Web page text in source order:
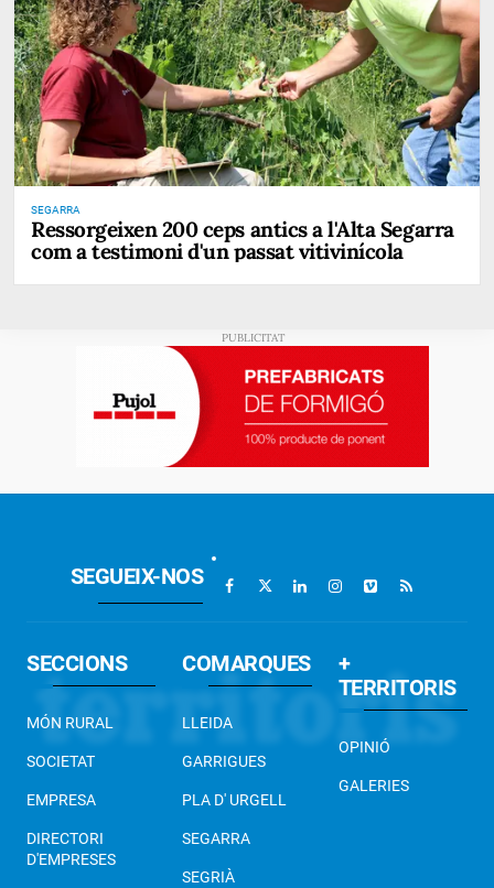
SEGARRA
Ressorgeixen 200 ceps antics a l'Alta Segarra
com a testimoni d'un passat vitivinícola
SEGUEIX-NOS
SECCIONS
MÓN RURAL
SOCIETAT
EMPRESA
DIRECTORI
D'EMPRESES
COMARQUES
LLEIDA
GARRIGUES
PLA D' URGELL
SEGARRA
SEGRIÀ
+
TERRITORIS
OPINIÓ
GALERIES